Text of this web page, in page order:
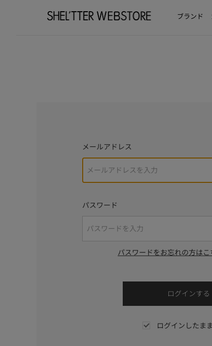
ブランド
メールアドレス
パスワード
パスワードをお忘れの方はこ
ログインしたま